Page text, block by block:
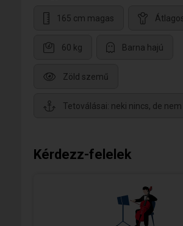
165 cm magas
60 kg Barna hajú
Zöld szemű
Tetoválásai: neki nincs, de
Kérdezz-felelek